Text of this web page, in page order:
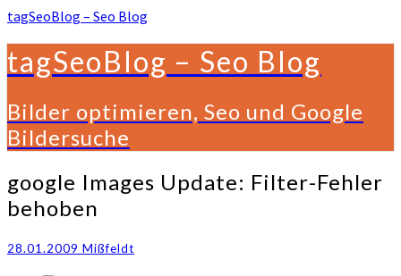
tagSeoBlog – Seo Blog
tagSeoBlog – Seo Blog
Bilder optimieren, Seo und Google
Bildersuche
google
Images
Update:
Fehler
google Images Update: Filter-Fehler
behoben
28.01.2009 Mißfeldt